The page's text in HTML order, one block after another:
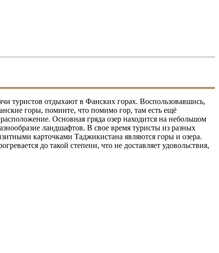
туристов отдыхают в Фанских горах. Воспользовавшись,
горы, помните, что помимо гор, там есть ещё
Основная гряда озер находится на небольшом
ландшафтов. В свое время туристы из разных
карточками Таджикистана являются горы и озера.
до такой степени, что не доставляет удовольствия,